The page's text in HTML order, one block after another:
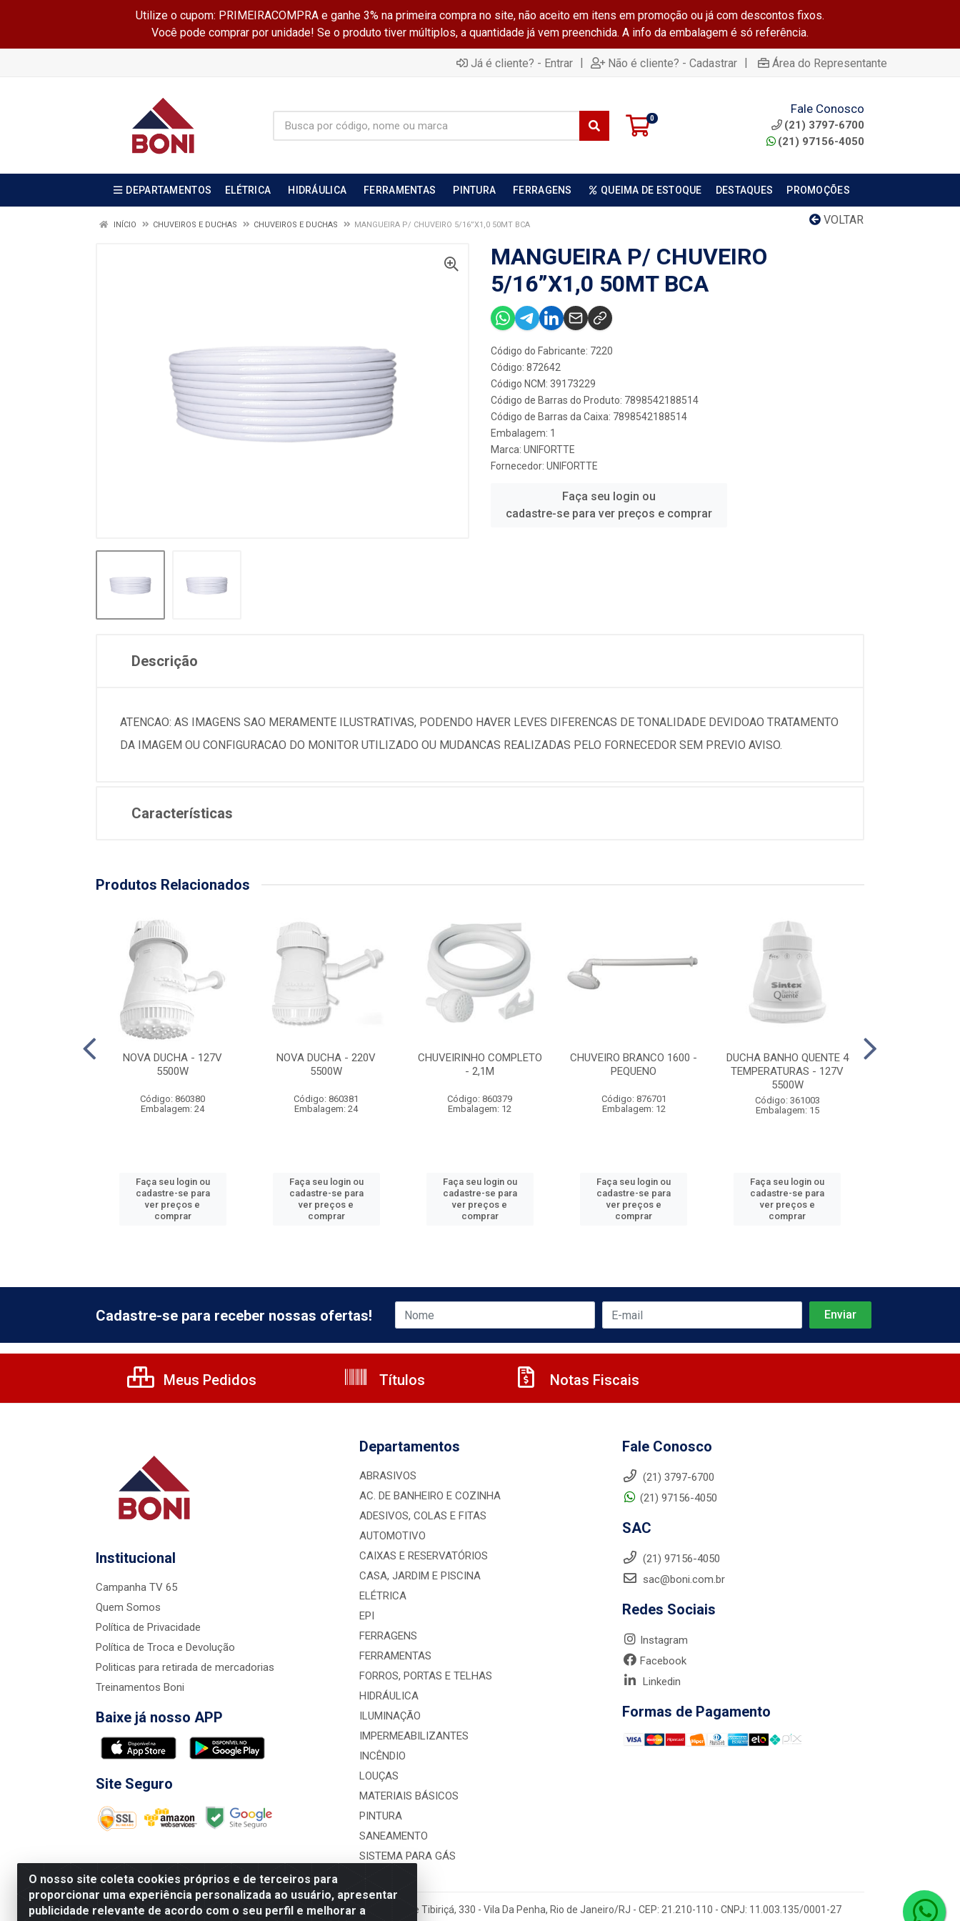
Utilize o cupom: PRIMEIRACOMPRA e ganhe 3% na primeira compra no site, não aceito em itens em promoção ou já com descontos fixos.
Você pode comprar por unidade! Se o produto tiver múltiplos, a quantidade já vem preenchida. A info da embalagem é só referência.
Já é cliente? - Entrar | Não é cliente? - Cadastrar | Área do Representante
0
Fale Conosco
(21) 3797-6700
(21) 97156-4050
DEPARTAMENTOS ELÉTRICA HIDRÁULICA FERRAMENTAS PINTURA FERRAGENS QUEIMA DE ESTOQUE DESTAQUES PROMOÇÕES
VOLTAR
INÍCIO CHUVEIROS E DUCHAS CHUVEIROS E DUCHAS MANGUEIRA P/ CHUVEIRO 5/16”X1,0 50MT BCA
MANGUEIRA P/ CHUVEIRO
5/16”X1,0 50MT BCA
Código do Fabricante: 7220
Código: 872642
Código NCM: 39173229
Código de Barras do Produto: 7898542188514
Código de Barras da Caixa: 7898542188514
Embalagem: 1
Marca: UNIFORTTE
Fornecedor: UNIFORTTE
Faça seu login ou
cadastre-se para ver preços e comprar
Descrição
ATENCAO: AS IMAGENS SAO MERAMENTE ILUSTRATIVAS, PODENDO HAVER LEVES DIFERENCAS DE TONALIDADE DEVIDOAO TRATAMENTO
DA IMAGEM OU CONFIGURACAO DO MONITOR UTILIZADO OU MUDANCAS REALIZADAS PELO FORNECEDOR SEM PREVIO AVISO.
Características
Produtos Relacionados
NOVA DUCHA - 127V
5500W
Código: 860380
Embalagem: 24
Faça seu login ou
cadastre-se para
ver preços e
comprar
NOVA DUCHA - 220V
5500W
Código: 860381
Embalagem: 24
Faça seu login ou
cadastre-se para
ver preços e
comprar
CHUVEIRINHO COMPLETO
- 2,1M
Código: 860379
Embalagem: 12
Faça seu login ou
cadastre-se para
ver preços e
comprar
CHUVEIRO BRANCO 1600 -
PEQUENO
Código: 876701
Embalagem: 12
Faça seu login ou
cadastre-se para
ver preços e
comprar
DUCHA BANHO QUENTE 4
TEMPERATURAS - 127V
5500W
Código: 361003
Embalagem: 15
Faça seu login ou
cadastre-se para
ver preços e
comprar
O nosso site coleta cookies próprios e de terceiros para
proporcionar uma experiência personalizada ao usuário, apresentar
publicidade relevante de acordo com o seu perfil e melhorar a
Cadastre-se para receber nossas ofertas!
Meus Pedidos Títulos Notas Fiscais
Institucional
Campanha TV 65
Quem Somos
Política de Privacidade
Política de Troca e Devolução
Politicas para retirada de mercadorias
Treinamentos Boni
Baixe já nosso APP
Site Seguro
Departamentos
ABRASIVOS
AC. DE BANHEIRO E COZINHA
ADESIVOS, COLAS E FITAS
AUTOMOTIVO
CAIXAS E RESERVATÓRIOS
CASA, JARDIM E PISCINA
ELÉTRICA
EPI
FERRAGENS
FERRAMENTAS
FORROS, PORTAS E TELHAS
HIDRÁULICA
ILUMINAÇÃO
IMPERMEABILIZANTES
INCÊNDIO
LOUÇAS
MATERIAIS BÁSICOS
PINTURA
SANEAMENTO
SISTEMA PARA GÁS
Fale Conosco
(21) 3797-6700
(21) 97156-4050
SAC
(21) 97156-4050
sac@boni.com.br
Redes Sociais
Instagram
Facebook
Linkedin
Formas de Pagamento
Nova Boni Distribuidora de Material de Construção LTDA - Rua Alice Tibiriçá, 330 - Vila Da Penha, Rio de Janeiro/RJ - CEP: 21.210-110 - CNPJ: 11.003.135/0001-27